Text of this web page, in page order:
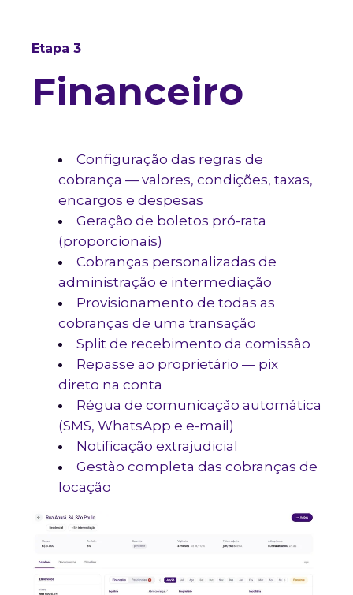
Etapa 3
Financeiro
Configuração das regras de
cobrança — valores, condições, taxas,
encargos e despesas
Geração de boletos pró-rata
(proporcionais)
Cobranças personalizadas de
administração e intermediação
Provisionamento de todas as
cobranças de uma transação
Split de recebimento da comissão
Repasse ao proprietário — pix
direto na conta
Régua de comunicação automática
(SMS, WhatsApp e e-mail)
Notificação extrajudicial
Gestão completa das cobranças de
locação